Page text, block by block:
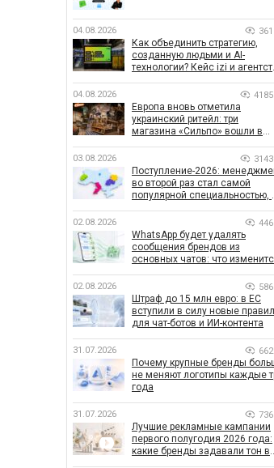
04.08.2026 361
Как объединить стратегию,
созданную людьми и AI-
технологии? Кейс izi и
04.08.2026 4185
Европа вновь отметила
украинский ритейл: три
магазина «Сильпо» вошли в
03.08.2026 3143
Поступление-2026:
во второй раз стал самой
популярной специальностью,
рекордным за последние 5 лет
02.08.2026 446
WhatsApp будет удалять
сообщения брендов из
основных чатов: что
02.08.2026 586
Штраф до 15 млн евро: в ЕС
вступили в силу новые
для чат-ботов и ИИ-контента
31.07.2026 662
Почему крупные бренды
не меняют логотипы каждые
года
31.07.2026 736
Лучшие рекламные кампании
первого полугодия 2026 года:
какие бренды задавали тон в